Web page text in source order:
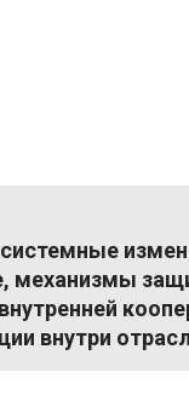
механизмы
внутри